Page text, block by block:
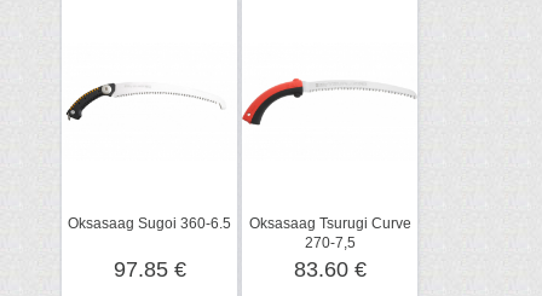
Oksasaag Sugoi 360-6.5
97.85 €
Oksasaag Tsurugi Curve
270-7,5
83.60 €